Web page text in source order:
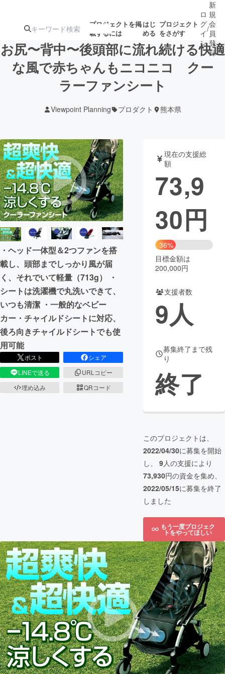
プロジェクトを掲
載するには
はじ
める
プロジェクト
をさがす
注目のリ 注目の新着プロ募集終了が近いプ
テクノロジー・ガジェット
映像・映画 書籍・雑誌
ビジネス・起業 チャレンジ
まちづくり・地域活性化
CAMPFIRE for Social Good
CAMPFIRE Creation
CAMPFIREふるさと納税
コミュニティ
ロ
グ
イ
ン
/
新
規
会
員
登
録
お尻〜背中〜後頭部に流れ続ける快適
な風で赤ちゃんもニコニコ クー
ラーファンシート
Viewpoint Planning プロダクト 熊本県
・ヘッド一体型＆2つファンを搭
載し、頭部までしっかり風が届
く、それでいて軽量（713g） ・
シートは洗濯機で丸洗いできて、
いつも清潔 ・一般的なベビー
カー・チャイルドシートに対応、
後ろ向きチャイルドシートでも使
用可能
ポスト
シェア
LINEで送る
URLコピー
埋め込み
QRコード
現在の支援総
額
73,9
30円
36%
目標金額は
200,000円
支援者数
9人
募集終了まで残
り
終了
このプロジェクトは、
2022/04/30に募集を開始
し、 9人の支援により
73,930円の資金を集め、
2022/05/15に募集を終了
しました
もう一度プロジェク
トをやってほしい